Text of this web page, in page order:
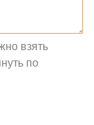
взять
по